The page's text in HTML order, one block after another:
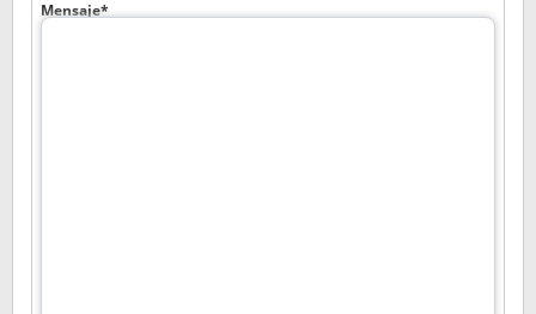
Mensaje*